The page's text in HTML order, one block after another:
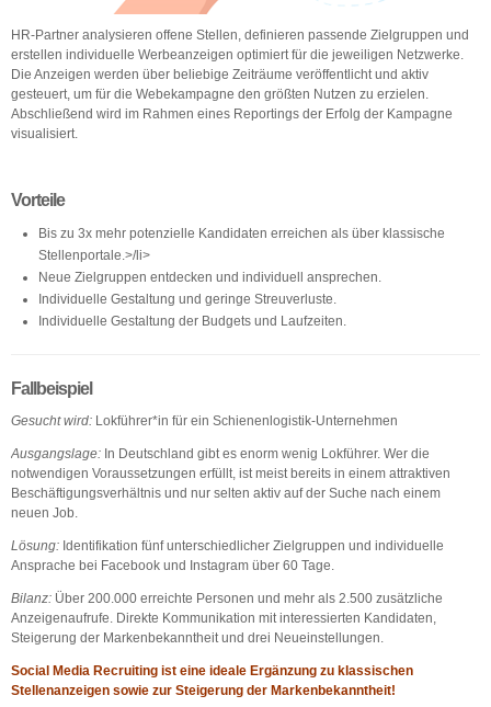
HR-Partner analysieren offene Stellen, definieren passende Zielgruppen und
erstellen individuelle Werbeanzeigen optimiert für die jeweiligen Netzwerke.
Die Anzeigen werden über beliebige Zeiträume veröffentlicht und aktiv
gesteuert, um für die Webekampagne den größten Nutzen zu erzielen.
Abschließend wird im Rahmen eines Reportings der Erfolg der Kampagne
visualisiert.
Vorteile
Bis zu 3x mehr potenzielle Kandidaten erreichen als über klassische
Stellenportale.>/li>
Neue Zielgruppen entdecken und individuell ansprechen.
Individuelle Gestaltung und geringe Streuverluste.
Individuelle Gestaltung der Budgets und Laufzeiten.
Fallbeispiel
Gesucht wird: Lokführer*in für ein Schienenlogistik-Unternehmen
Ausgangslage: In Deutschland gibt es enorm wenig Lokführer. Wer die
notwendigen Voraussetzungen erfüllt, ist meist bereits in einem attraktiven
Beschäftigungsverhältnis und nur selten aktiv auf der Suche nach einem
neuen Job.
Lösung: Identifikation fünf unterschiedlicher Zielgruppen und individuelle
Ansprache bei Facebook und Instagram über 60 Tage.
Bilanz: Über 200.000 erreichte Personen und mehr als 2.500 zusätzliche
Anzeigenaufrufe. Direkte Kommunikation mit interessierten Kandidaten,
Steigerung der Markenbekanntheit und drei Neueinstellungen.
Social Media Recruiting ist eine ideale Ergänzung zu klassischen
Stellenanzeigen sowie zur Steigerung der Markenbekanntheit!